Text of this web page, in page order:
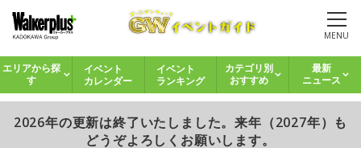
MENU
エリアから探
す
イベント
カレンダー
イベント
ランキング
カテゴリ別
おすすめ
最新
ニュース
2026年の更新は終了いたしました。来年（2027年）も
どうぞよろしくお願いします。